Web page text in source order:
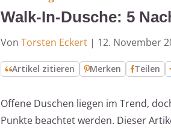
Walk-In-Dusche: 5
Von Torsten Eckert | 12. November
Artikel zitieren Merken Teilen
Offene Duschen liegen im Trend,
Punkte beachtet werden. Dieser